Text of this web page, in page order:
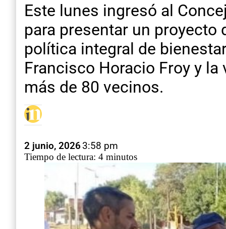
Este lunes ingresó al
para presentar un proyecto
política integral de
Francisco Horacio Froy y
más de 80 vecinos.
2 junio, 20263:58 pm
Tiempo de lectura: 4 minutos